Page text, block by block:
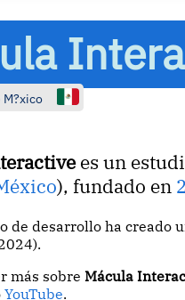
M?xico
es un
), fundado en
de desarrollo ha creado
más sobreMácula
YouTube.